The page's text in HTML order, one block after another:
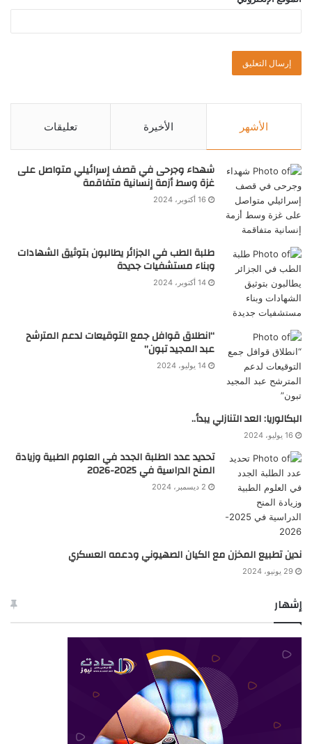
الأشهر الأخيرة تعليقات
شهداء وجرحى في قصف إسرائيلي متواصل على
غزة وسط أزمة إنسانية متفاقمة
16 أكتوبر، 2024
طلبة الطب في الجزائر يطالبون بتوثيق الشهادات
وبناء مستشفيات جديدة
14 أكتوبر، 2024
“انطلاق قوافل جمع التوقيعات لدعم المترشح
عبد المجيد تبون”
14 يوليو، 2024
البكالوريا: العد التنازلي يبدأ..
16 يوليو، 2024
تحديد عدد الطلبة الجدد في العلوم الطبية وزيادة
المنح الدراسية في 2025-2026
2 ديسمبر، 2024
ندين تطبيع المخزن مع الكيان الصهيوني ودعمه العسكري
29 يونيو، 2024
إشهار